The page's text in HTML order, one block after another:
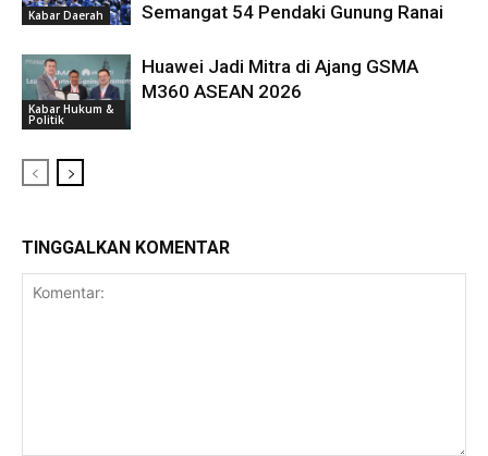
Kabar Daerah
Semangat 54 Pendaki Gunung Ranai
Kabar Hukum &
Politik
Huawei Jadi Mitra di Ajang GSMA
M360 ASEAN 2026
TINGGALKAN KOMENTAR